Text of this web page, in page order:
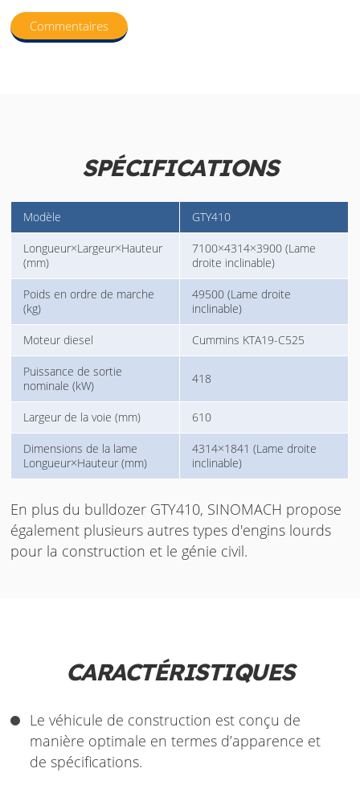
Commentaires
SPÉCIFICATIONS
Modèle GTY410
Longueur×Largeur×Hauteur
(mm)
7100×4314×3900 (Lame
droite inclinable)
Poids en ordre de marche
(kg)
49500 (Lame droite
inclinable)
Moteur diesel Cummins KTA19-C525
Puissance de sortie
nominale (kW)
418
Largeur de la voie (mm) 610
Dimensions de la lame
Longueur×Hauteur (mm)
4314×1841 (Lame droite
inclinable)
En plus du bulldozer GTY410, SINOMACH propose
également plusieurs autres types d'engins lourds
pour la construction et le génie civil.
CARACTÉRISTIQUES
Le véhicule de construction est conçu de
manière optimale en termes d’apparence et
de spécifications.